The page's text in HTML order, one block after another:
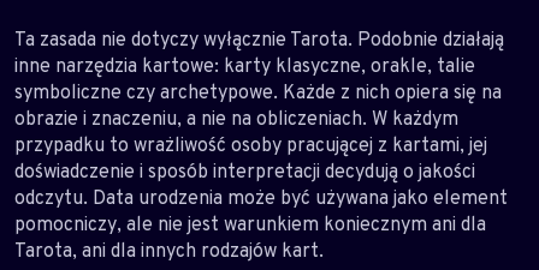
Ta zasada nie dotyczy wyłącznie Tarota. Podobnie działają
inne narzędzia kartowe: karty klasyczne, orakle, talie
symboliczne czy archetypowe. Każde z nich opiera się na
obrazie i znaczeniu, a nie na obliczeniach. W każdym
przypadku to wrażliwość osoby pracującej z kartami, jej
doświadczenie i sposób interpretacji decydują o jakości
odczytu. Data urodzenia może być używana jako element
pomocniczy, ale nie jest warunkiem koniecznym ani dla
Tarota, ani dla innych rodzajów kart.